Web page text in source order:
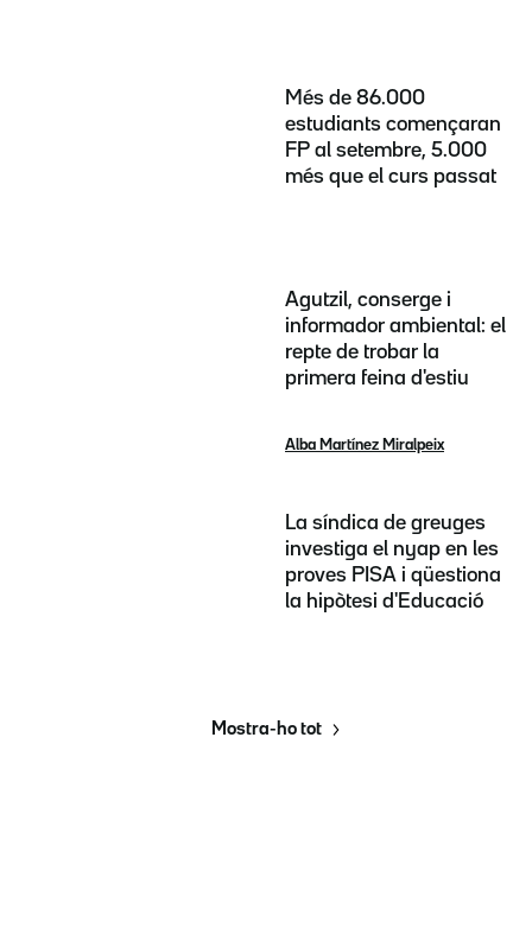
Més de 86.000
estudiants començaran
FP al setembre, 5.000
més que el curs passat
Agutzil, conserge i
informador ambiental: el
repte de trobar la
primera feina d'estiu
Alba Martínez Miralpeix
La síndica de greuges
investiga el nyap en les
proves PISA i qüestiona
la hipòtesi d'Educació
Mostra-ho tot